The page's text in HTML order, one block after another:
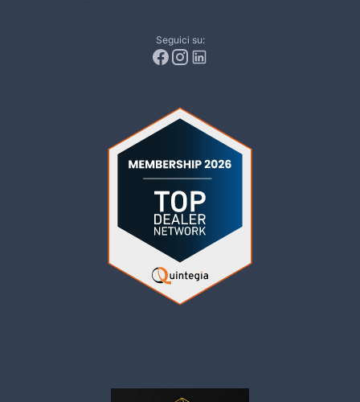
Seguici su: